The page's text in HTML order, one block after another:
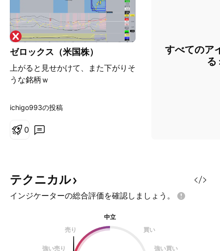
ゼロックス（米国株）
上がると見せかけて、また下がりそ
うな銘柄ｗ
ichigo993の投稿
0
すべてのア
る
テクニカル
インジケーターの総合評価を確認しましょう。
中立
売り
買い
強い売り 強い買い